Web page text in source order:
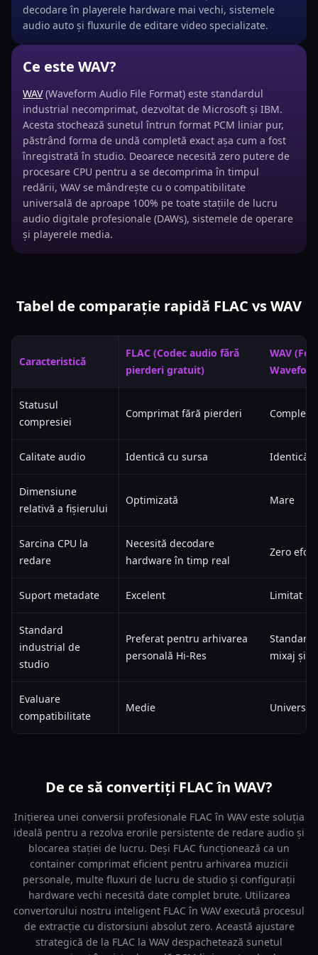
decodare în playerele hardware mai vechi, sistemele
audio auto și fluxurile de editare video specializate.
Ce este WAV?
WAV(Waveform Audio File Format) este standardul
industrial necomprimat, dezvoltat de Microsoft și IBM.
Acesta stochează sunetul întrun format PCM liniar pur,
păstrând forma de undă completă exact așa cum a fost
înregistrată în studio. Deoarece necesită zero putere de
procesare CPU pentru a se decomprima în timpul
redării, WAV se mândrește cu o compatibilitate
universală de aproape 100% pe toate stațiile de lucru
audio digitale profesionale (DAWs), sistemele de operare
și playerele media.
Tabel de comparație rapidă FLAC vs WAV
Caracteristică
FLAC (Codec audio fără
pierderi gratuit)
WAV
Statusul
compresiei
Comprimat fără pierderi Complet
Calitate audio Identică cu sursa Identică
Dimensiune
relativă a fișierului
Optimizată Mare
Sarcina CPU la
redare
Necesită decodare
hardware în timp real
Zero
Suport metadate Excelent Limitat
Standard
industrial de
studio
Preferat pentru arhivarea
personală Hi-Res
Standard
mixaj și
Evaluare
compatibilitate
Medie
De ce să convertiți FLAC în WAV?
Inițierea unei conversii profesionale FLAC în WAV este soluția
ideală pentru a rezolva erorile persistente de redare audio și
blocarea stației de lucru. Deși FLAC funcționează ca un
container comprimat eficient pentru arhivarea muzicii
personale, multe fluxuri de lucru de studio și configurații
hardware vechi necesită date complet brute. Utilizarea
convertorului nostru inteligent FLAC în WAV execută procesul
de extracție cu distorsiuni absolut zero. Această ajustare
strategică de la FLAC la WAV despachetează sunetul